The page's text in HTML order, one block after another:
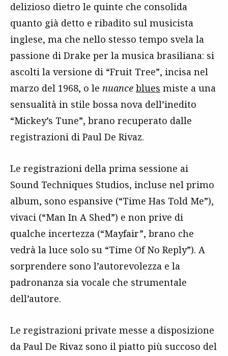
delizioso dietro le quinte che consolida
quanto già detto e ribadito sul musicista
inglese, ma che nello stesso tempo svela la
passione di Drake per la musica brasiliana: si
ascolti la versione di “Fruit Tree”, incisa nel
marzo del 1968, o le nuance blues miste a una
sensualità in stile bossa nova dell’inedito
“Mickey’s Tune”, brano recuperato dalle
registrazioni di Paul De Rivaz.
Le registrazioni della prima sessione ai
Sound Techniques Studios, incluse nel primo
album, sono espansive (“Time Has Told Me”),
vivaci (“Man In A Shed”) e non prive di
qualche incertezza (“Mayfair”, brano che
vedrà la luce solo su “Time Of No Reply”). A
sorprendere sono l’autorevolezza e la
padronanza sia vocale che strumentale
dell’autore.
Le registrazioni private messe a disposizione
da Paul De Rivaz sono il piatto più succoso del